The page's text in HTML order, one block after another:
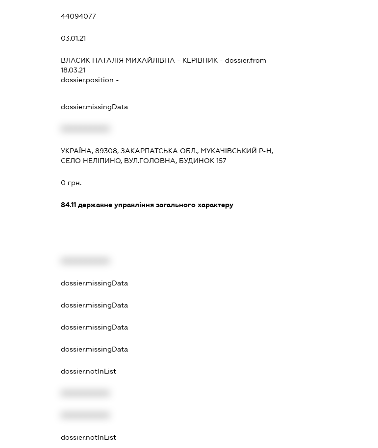
44094077
03.01.21
ВЛАСИК НАТАЛІЯ МИХАЙЛІВНА - КЕРІВНИК - dossier.from
18.03.21
dossier.position -
dossier.missingData
УКРАЇНА, 89308, ЗАКАРПАТСЬКА ОБЛ., МУКАЧІВСЬКИЙ Р-Н,
СЕЛО НЕЛІПИНО, ВУЛ.ГОЛОВНА, БУДИНОК 157
0 грн.
84.11 державне управління загального характеру
dossier.missingData
dossier.missingData
dossier.missingData
dossier.missingData
dossier.notInList
dossier.notInList